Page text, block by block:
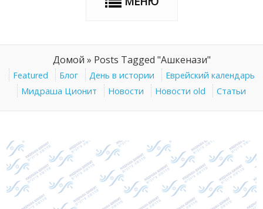
Домой » Posts Tagged "Ашкенази"
Featured Блог День в истории
Еврейский календарь
Мидраша Ционит
Новости Новости old Статьи